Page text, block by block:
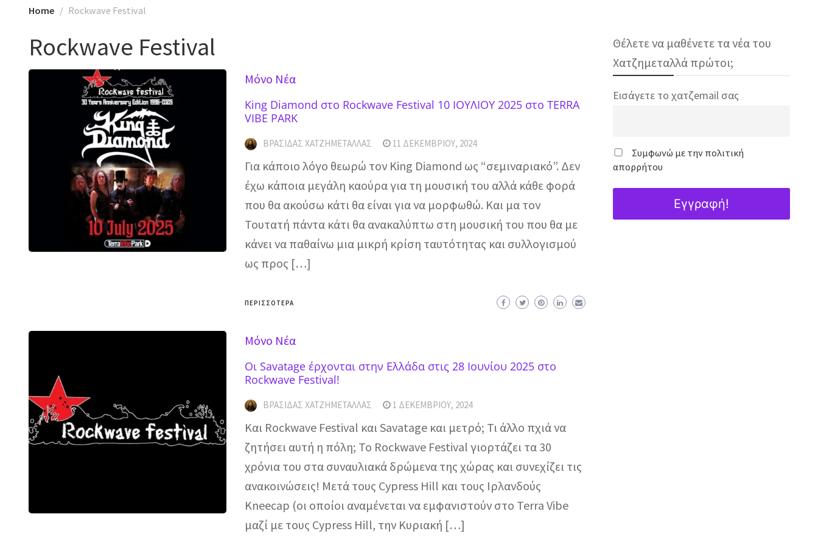
Home Rockwave Festival
Rockwave Festival
Mόνο Νέα
King Diamond στο Rockwave Festival 10 ΙΟΥΛΙΟΥ 2025 στο TERRA
VIBE PARK
ΒΡΑΣΊΔΑΣ ΧΑΤΖΗΜΕΤΑΛΛΆΣ 11 ΔΕΚΕΜΒΡΊΟΥ, 2024
Για κάποιο λόγο θεωρώ τον King Diamond ως “σεμιναριακό”. Δεν
έχω κάποια μεγάλη καούρα για τη μουσική του αλλά κάθε φορά
που θα ακούσω κάτι θα είναι για να μορφωθώ. Και μα τον
Τουτατή πάντα κάτι θα ανακαλύπτω στη μουσική του που θα με
κάνει να παθαίνω μια μικρή κρίση ταυτότητας και συλλογισμού
ως προς […]
ΠΕΡΙΣΣΌΤΕΡΑ
Mόνο Νέα
Οι Savatage έρχονται στην Ελλάδα στις 28 Ιουνίου 2025 στο
Rockwave Festival!
ΒΡΑΣΊΔΑΣ ΧΑΤΖΗΜΕΤΑΛΛΆΣ 1 ΔΕΚΕΜΒΡΊΟΥ, 2024
Και Rockwave Festival και Savatage και μετρό; Τι άλλο πχιά να
ζητήσει αυτή η πόλη; Το Rockwave Festival γιορτάζει τα 30
χρόνια του στα συναυλιακά δρώμενα της χώρας και συνεχίζει τις
ανακοινώσεις! Μετά τους Cypress Hill και τους Ιρλανδούς
Kneecap (οι οποίοι αναμένεται να εμφανιστούν στο Terra Vibe
μαζί με τους Cypress Hill, την Κυριακή […]
Θέλετε να μαθένετε τα νέα του
Χατζημεταλλά πρώτοι;
Εισάγετε το χατζemail σας
Συμφωνώ με την πολιτική
απορρήτου